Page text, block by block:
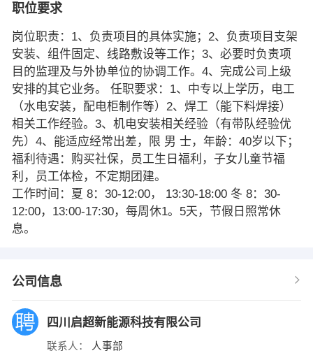
职位要求
岗位职责：1、负责项目的具体实施；2、负责项目支架
安装、组件固定、线路敷设等工作；3、必要时负责项
目的监理及与外协单位的协调工作。4、完成公司上级
安排的其它业务。 任职要求：1、中专以上学历，电工
（水电安装，配电柜制作等）2、焊工（能下料焊接）
相关工作经验。3、机电安装相关经验（有带队经验优
先）4、能适应经常出差，限 男 士，年龄：40岁以下；
福利待遇：购买社保，员工生日福利，子女儿童节福
利，员工体检，不定期团建。
工作时间：夏 8：30-12:00， 13:30-18:00 冬 8：30-
12:00，13:00-17:30，每周休1。5天，节假日照常休
息。
公司信息
四川启超新能源科技有限公司
联系人： 人事部